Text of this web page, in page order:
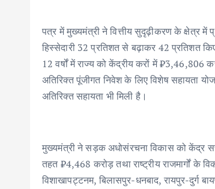
पत्र में मुख्यमंत्री ने वित्तीय सुदृढ़ीकरण के क्षेत्र
हिस्सेदारी 32 प्रतिशत से बढ़ाकर 42 प्रतिशत
12 वर्षों में राज्य को केंद्रीय करों में ₹3,46,806
अतिरिक्त पूंजीगत निवेश के लिए विशेष सहायता
अतिरिक्त सहायता भी मिली है।
मुख्यमंत्री ने सड़क अधोसंरचना विकास को केंद्र
तहत ₹4,468 करोड़ तथा राष्ट्रीय राजमार्गों के
विशाखापट्टनम, बिलासपुर-धनबाद, रायपुर-दुर्ग